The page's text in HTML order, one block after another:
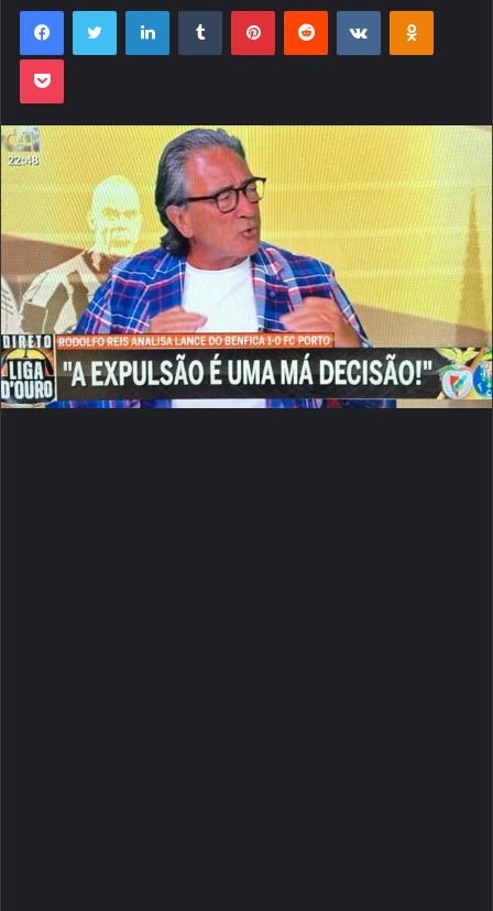
mail
FacebookTwitter LinkedinTumblr PinterestReddit VK OK
Pocket